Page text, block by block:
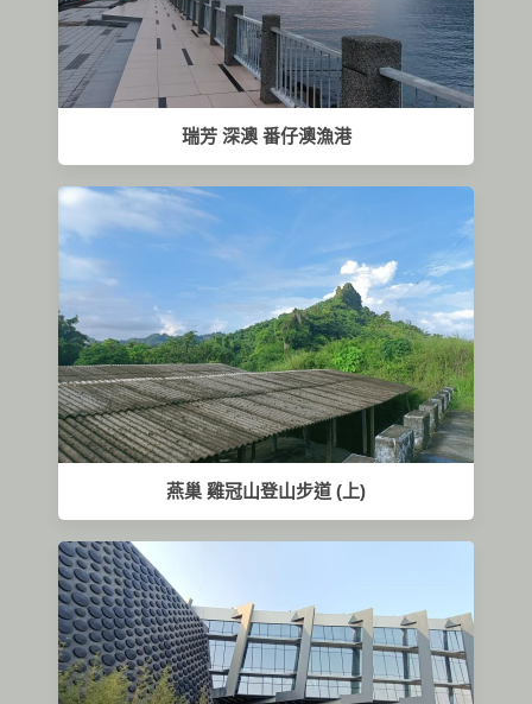
瑞芳 深澳 番仔澳漁港
燕巢 雞冠山登山步道 (上)